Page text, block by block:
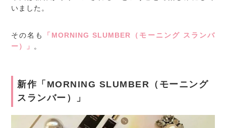
いました。
その名も
「MORNING SLUMBER（モーニング スランバ
ー）」 。
新作「MORNING SLUMBER（モーニング
スランバー）」